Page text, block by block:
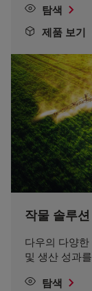
탐색
제품 보기
작물 솔루션
다우의 다양
및 생산 성과
탐색